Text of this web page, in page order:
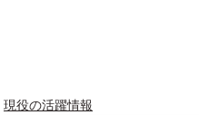
現役の活躍情報